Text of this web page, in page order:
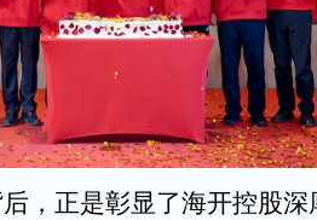
，正是彰显了海开控股